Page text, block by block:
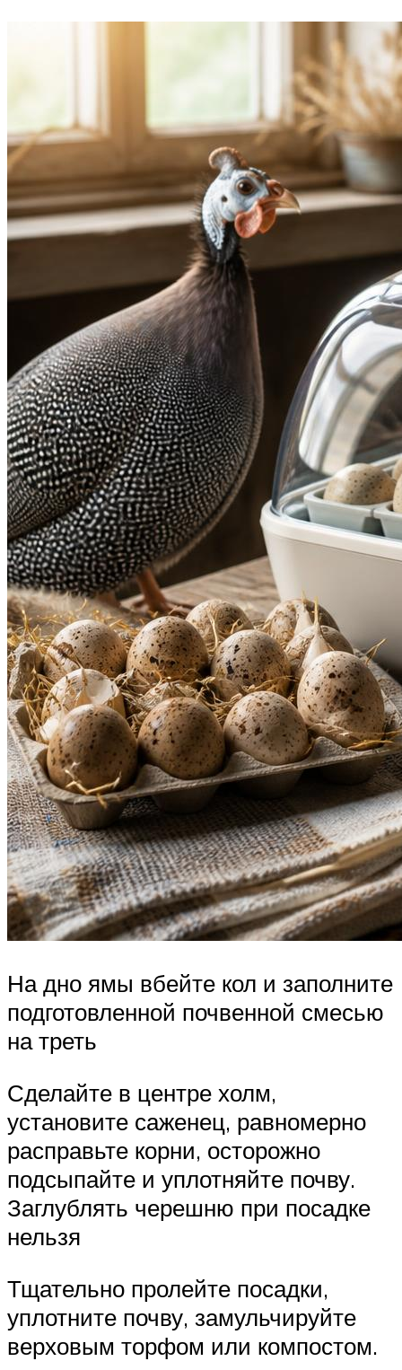
На дно ямы вбейте кол и заполните
подготовленной почвенной смесью
на треть
Сделайте в центре холм,
установите саженец, равномерно
расправьте корни, осторожно
подсыпайте и уплотняйте почву.
Заглублять черешню при посадке
нельзя
Тщательно пролейте посадки,
уплотните почву, замульчируйте
верховым торфом или компостом.